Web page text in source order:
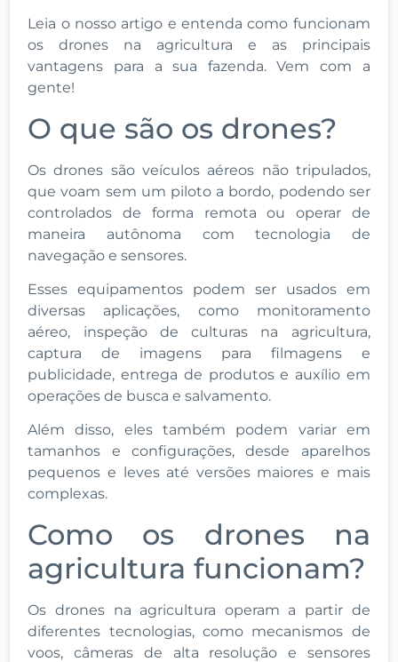
Leia o nosso artigo e entenda como funcionam
os drones na agricultura e as principais
vantagens para a sua fazenda. Vem com a
gente!
O que são os drones?
Os drones são veículos aéreos não tripulados,
que voam sem um piloto a bordo, podendo ser
controlados de forma remota ou operar de
maneira autônoma com tecnologia de
navegação e sensores.
Esses equipamentos podem ser usados em
diversas aplicações, como monitoramento
aéreo, inspeção de culturas na agricultura,
captura de imagens para filmagens e
publicidade, entrega de produtos e auxílio em
operações de busca e salvamento.
Além disso, eles também podem variar em
tamanhos e configurações, desde aparelhos
pequenos e leves até versões maiores e mais
complexas.
Como os drones na
agricultura funcionam?
Os drones na agricultura operam a partir de
diferentes tecnologias, como mecanismos de
voos, câmeras de alta resolução e sensores